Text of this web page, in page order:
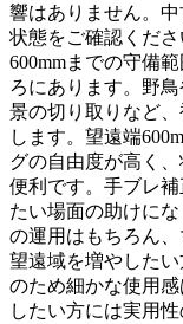
響はありません。
状態をご確認くだ
600mmまでの守備
ろにあります。野
景の切り取りなど
します。望遠端
グの自由度が高く
便利です。手ブレ
たい場面の助けに
の運用はもちろん
望遠域を増やした
のため細かな使用
したい方には実用